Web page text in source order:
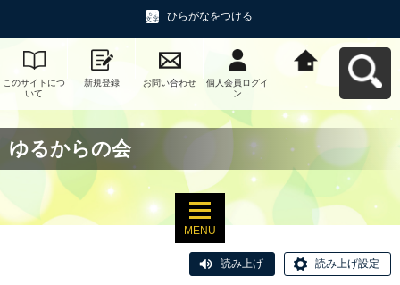
ひらがなをつける
このサイトにつ
いて
新規登録 お問い合わせ
個人会員ログイ
ン
る
ゆるからの会
MENU
読み上げ 読み上げ設定